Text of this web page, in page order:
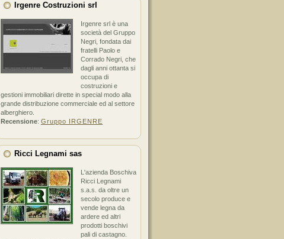
Irgenre Costruzioni srl
Irgenre srl è una
società del Gruppo
Negri, fondata dai
fratelli Paolo e
Corrado Negri, che
dagli anni ottanta si
occupa di
costruzioni e
gestioni immobiliari dirette in special modo alla
grande distribuzione commerciale ed al settore
alberghiero.
Recensione: Gruppo IRGENRE
Ricci Legnami sas
L'azienda Boschiva
Ricci Legnami
s.a.s. da oltre un
secolo produce e
vende legna da
ardere ed altri
prodotti boschivi
pali di castagno.